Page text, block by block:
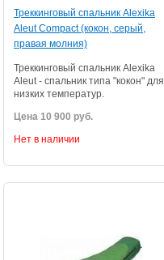
Треккинговый спальник Alexika
Aleut Compact (кокон, серый,
правая молния)
Треккинговый спальник Alexika
Aleut - спальник типа "кокон" для
низких температур.
Цена 10 900 руб.
Нет в наличии